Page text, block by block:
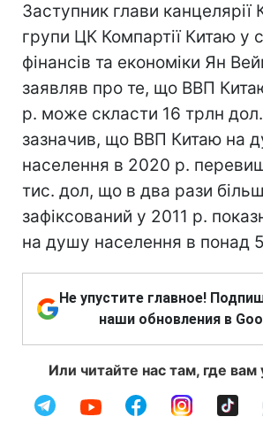
Заступник глави канцелярії
групи ЦК Компартії Китаю у
фінансів та економіки Ян
заявляв про те, що ВВП
р. може скласти 16 трлн
зазначив, що ВВП Китаю на
населення в 2020 р.
тис. дол, що в два рази
зафіксований у 2011 р.
на душу населення в понад
Не упустите главное!
наши обновления в
Или читайте нас там, где вам